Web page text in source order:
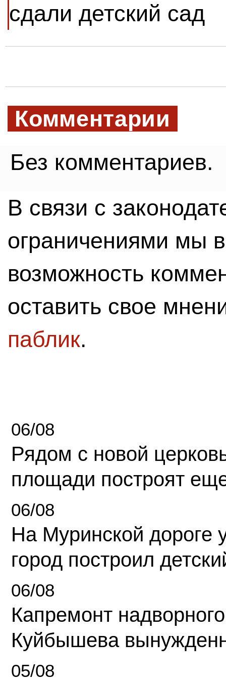
сдали детский сад
Комментарии
Без комментариев.
В связи с
ограничениями мы
возможность
оставить свое
паблик.
06/08
Рядом с новой
площади построят
06/08
На Муринской дороге
город построил
06/08
Капремонт
Куйбышева
05/08